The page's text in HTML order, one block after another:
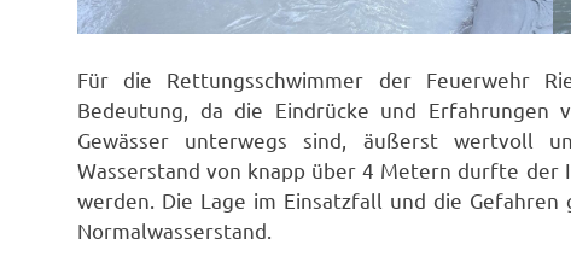
Für die Rettungsschwimmer der Feuerwehr
Bedeutung, da die Eindrücke und Erfahrungen
Gewässer unterwegs sind, äußerst wertvoll
Wasserstand von knapp über 4 Metern durfte der
werden. Die Lage im Einsatzfall und die
Normalwasserstand.